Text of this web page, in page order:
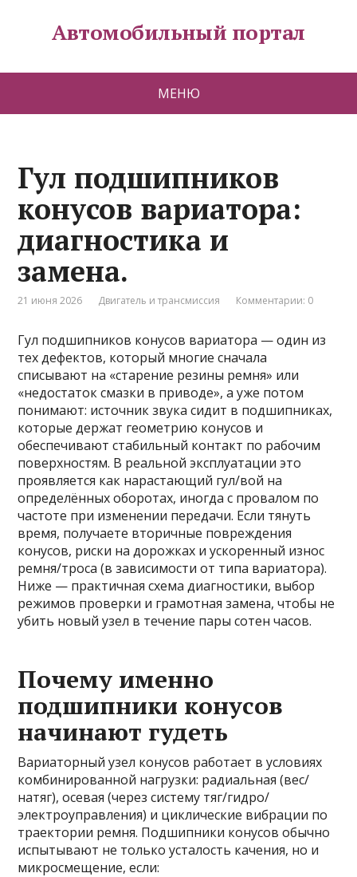
Автомобильный портал
МЕНЮ
Гул подшипников
конусов вариатора:
диагностика и
замена.
21 июня 2026 Двигатель и трансмиссия Комментарии: 0
Гул подшипников конусов вариатора — один из
тех дефектов, который многие сначала
списывают на «старение резины ремня» или
«недостаток смазки в приводе», а уже потом
понимают: источник звука сидит в подшипниках,
которые держат геометрию конусов и
обеспечивают стабильный контакт по рабочим
поверхностям. В реальной эксплуатации это
проявляется как нарастающий гул/вой на
определённых оборотах, иногда с провалом по
частоте при изменении передачи. Если тянуть
время, получаете вторичные повреждения
конусов, риски на дорожках и ускоренный износ
ремня/троса (в зависимости от типа вариатора).
Ниже — практичная схема диагностики, выбор
режимов проверки и грамотная замена, чтобы не
убить новый узел в течение пары сотен часов.
Почему именно
подшипники конусов
начинают гудеть
Вариаторный узел конусов работает в условиях
комбинированной нагрузки: радиальная (вес/
натяг), осевая (через систему тяг/гидро/
электроуправления) и циклические вибрации по
траектории ремня. Подшипники конусов обычно
испытывают не только усталость качения, но и
микросмещение, если: